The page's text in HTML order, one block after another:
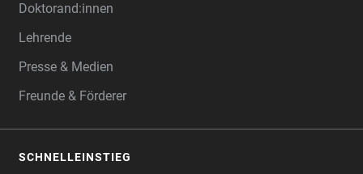
Doktorand:innen
Lehrende
Presse & Medien
Freunde & Förderer
SCHNELLEINSTIEG